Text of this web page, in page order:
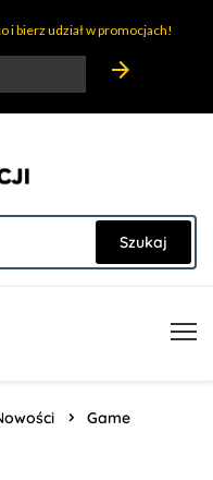
i bierz udział w promocjach!
arrow_forward
Szukaj
Game